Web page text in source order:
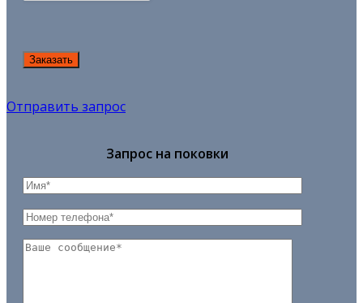
Отправить запрос
Запрос на поковки